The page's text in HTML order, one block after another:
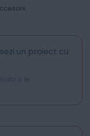
un proiect cu
si te